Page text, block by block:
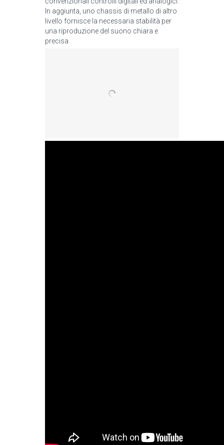
In aggiunta, uno chassis di metallo di altro
livello fornisce la necessaria stabilità per
una riproduzione del suono chiara e
precisa